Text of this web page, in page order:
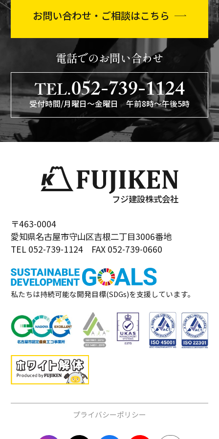
お問い合わせ・ご相談はこちら
電話でのお問い合わせ
TEL.052-739-1124
受付時間/月曜日〜金曜日 午前8時〜午後5時
フジ建設株式会社
〒463-0004
愛知県名古屋市守山区吉根二丁目3006番地
TEL 052-739-1124 FAX 052-739-0660
私たちは持続可能な開発目標(SDGs)を支援しています。
プライバシーポリシー